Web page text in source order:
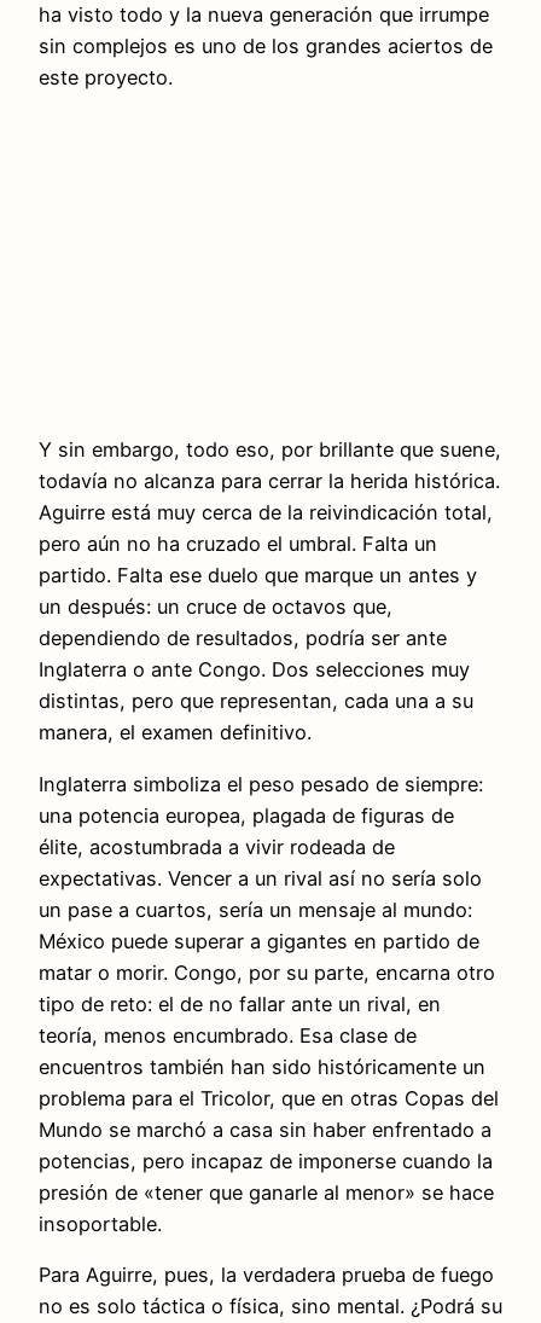
ha visto todo y la nueva generación que irrumpe
sin complejos es uno de los grandes aciertos de
este proyecto.
Y sin embargo, todo eso, por brillante que suene,
todavía no alcanza para cerrar la herida histórica.
Aguirre está muy cerca de la reivindicación total,
pero aún no ha cruzado el umbral. Falta un
partido. Falta ese duelo que marque un antes y
un después: un cruce de octavos que,
dependiendo de resultados, podría ser ante
Inglaterra o ante Congo. Dos selecciones muy
distintas, pero que representan, cada una a su
manera, el examen definitivo.
Inglaterra simboliza el peso pesado de siempre:
una potencia europea, plagada de figuras de
élite, acostumbrada a vivir rodeada de
expectativas. Vencer a un rival así no sería solo
un pase a cuartos, sería un mensaje al mundo:
México puede superar a gigantes en partido de
matar o morir. Congo, por su parte, encarna otro
tipo de reto: el de no fallar ante un rival, en
teoría, menos encumbrado. Esa clase de
encuentros también han sido históricamente un
problema para el Tricolor, que en otras Copas del
Mundo se marchó a casa sin haber enfrentado a
potencias, pero incapaz de imponerse cuando la
presión de «tener que ganarle al menor» se hace
insoportable.
Para Aguirre, pues, la verdadera prueba de fuego
no es solo táctica o física, sino mental. ¿Podrá su